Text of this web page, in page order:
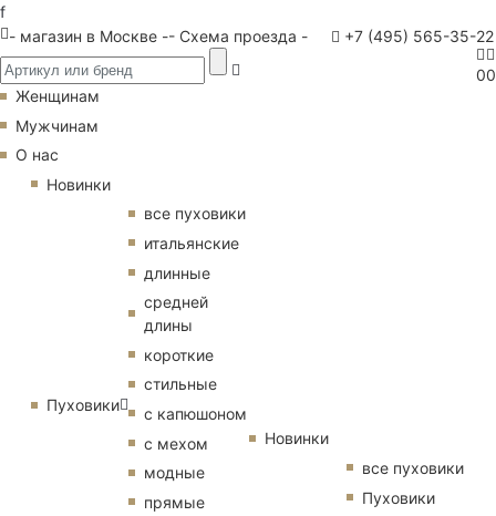
f
- магазин в Москве -- Схема проезда - +7 (495) 565-35-22
00
Женщинам
Мужчинам
О нас
Новинки
Пуховики
все пуховики
итальянские
длинные
средней
длины
короткие
стильные
с капюшоном
с мехом
модные
прямые
Новинки
все пуховики
Пуховики